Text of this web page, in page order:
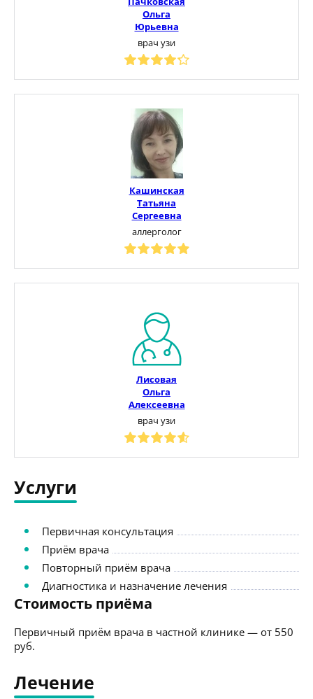
Ольга
Юрьевна
врач узи
Кашинская
Татьяна
Сергеевна
аллерголог
Лисовая
Ольга
Алексеевна
врач узи
Услуги
Первичная консультация
Приём врача
Повторный приём врача
Диагностика и назначение лечения
Стоимость приёма
Первичный приём врача в частной клинике — от 550
руб.
Лечение